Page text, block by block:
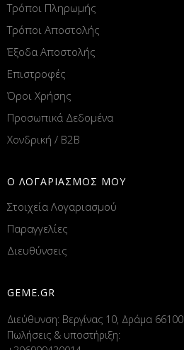
Τρόποι Πληρωμής
Τρόποι Αποστολής
Έξοδα Αποστολής
Επιστροφές
Όροι Χρήσης
Προσωπικά Δεδομένα
Χονδρική / B2B
Ο ΛΟΓΑΡΙΑΣΜΟΣ ΜΟΥ
Στοιχεία Λογαριασμού
Παραγγελίες
Διευθύνσεις
GEME.GR
Διεύθυνση: Βεργίνας 10, Δράμα 66100
Πωλήσεις & υποστήριξη: